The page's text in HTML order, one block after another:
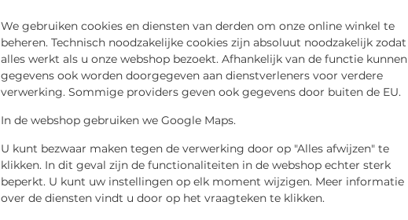
We gebruiken cookies en diensten van derden om onze online winkel te
beheren. Technisch noodzakelijke cookies zijn absoluut noodzakelijk zodat
alles werkt als u onze webshop bezoekt. Afhankelijk van de functie kunnen
gegevens ook worden doorgegeven aan dienstverleners voor verdere
verwerking. Sommige providers geven ook gegevens door buiten de EU.
In de webshop gebruiken we Google Maps.
U kunt bezwaar maken tegen de verwerking door op "Alles afwijzen" te
klikken. In dit geval zijn de functionaliteiten in de webshop echter sterk
beperkt. U kunt uw instellingen op elk moment wijzigen. Meer informatie
over de diensten vindt u door op het vraagteken te klikken.